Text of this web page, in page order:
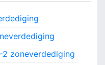
zoneverdediging